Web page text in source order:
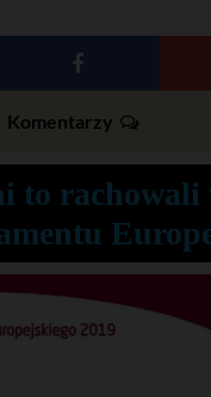
Komentarzy
to rachowali